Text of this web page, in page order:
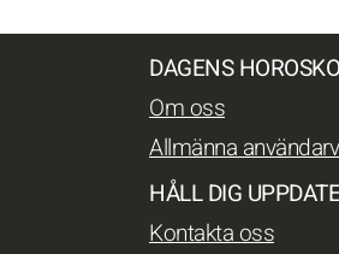
DAGENS
Om oss
Allmänna
HÅLL DIG
Kontakta oss